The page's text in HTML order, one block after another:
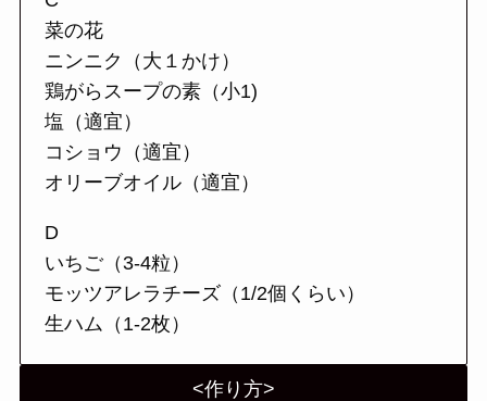
菜の花
ニンニク（大１かけ）
鶏がらスープの素（小1)
塩（適宜）
コショウ（適宜）
オリーブオイル（適宜）
D
いちご（3-4粒）
モッツアレラチーズ（1/2個くらい）
生ハム（1-2枚）
<作り方>